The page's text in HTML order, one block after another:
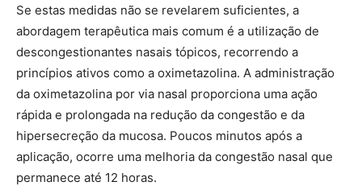
Se estas medidas não se revelarem suficientes, a
abordagem terapêutica mais comum é a utilização de
descongestionantes nasais tópicos, recorrendo a
princípios ativos como a oximetazolina. A administração
da oximetazolina por via nasal proporciona uma ação
rápida e prolongada na redução da congestão e da
hipersecreção da mucosa. Poucos minutos após a
aplicação, ocorre uma melhoria da congestão nasal que
permanece até 12 horas.